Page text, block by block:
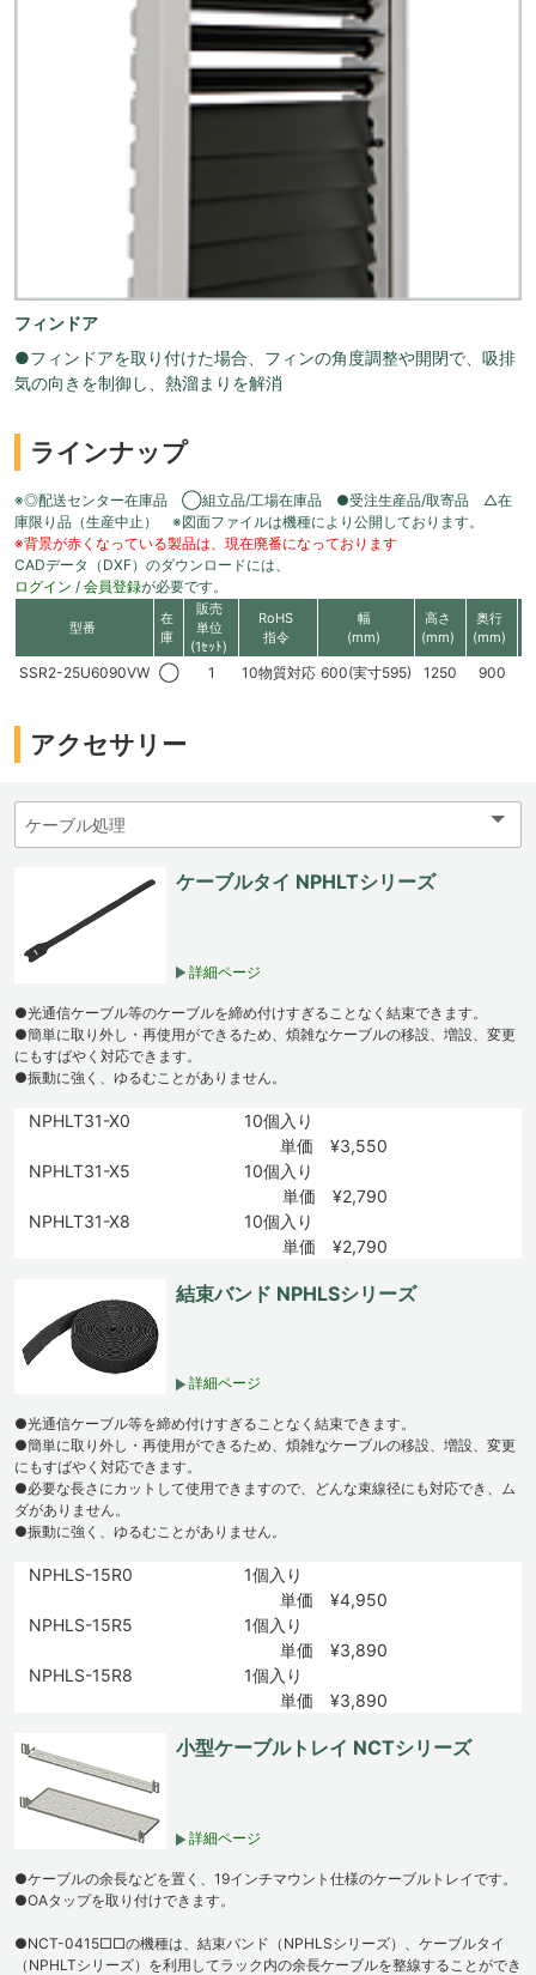
フィンドア
●フィンドアを取り付けた場合、フィンの角度調整や開閉で、吸排
気の向きを制御し、熱溜まりを解消
ラインナップ
※◎配送センター在庫品 ◯組立品/工場在庫品 ●受注生産品/取寄品 △在
庫限り品（生産中止） ※図面ファイルは機種により公開しております。
※背景が赤くなっている製品は、現在廃番になっております
CADデータ（DXF）のダウンロードには、
ログイン / 会員登録が必要です。
型番
在
庫
販売
単位
(1ｾｯﾄ)
RoHS
指令
幅
(mm)
高さ
(mm)
奥行
(mm)
SSR2-25U6090VW ◯ 1 10物質対応 600(実寸595) 1250 900
アクセサリー
ケーブルタイ NPHLTシリーズ
詳細ページ
●光通信ケーブル等のケーブルを締め付けすぎることなく結束できます。
●簡単に取り外し・再使用ができるため、煩雑なケーブルの移設、増設、変更
にもすばやく対応できます。
●振動に強く、ゆるむことがありません。
NPHLT31-X0
10個入り
単価 ¥3,550
NPHLT31-X5
10個入り
単価 ¥2,790
NPHLT31-X8
10個入り
単価 ¥2,790
結束バンド NPHLSシリーズ
詳細ページ
●光通信ケーブル等を締め付けすぎることなく結束できます。
●簡単に取り外し・再使用ができるため、煩雑なケーブルの移設、増設、変更
にもすばやく対応できます。
●必要な長さにカットして使用できますので、どんな束線径にも対応でき、ム
ダがありません。
●振動に強く、ゆるむことがありません。
NPHLS-15R0
1個入り
単価 ¥4,950
NPHLS-15R5
1個入り
単価 ¥3,890
NPHLS-15R8
1個入り
単価 ¥3,890
小型ケーブルトレイ NCTシリーズ
詳細ページ
●ケーブルの余長などを置く、19インチマウント仕様のケーブルトレイです。
●OAタップを取り付けできます。
●NCT-0415□□の機種は、結束バンド（NPHLSシリーズ）、ケーブルタイ
（NPHLTシリーズ）を利用してラック内の余長ケーブルを整線することができ